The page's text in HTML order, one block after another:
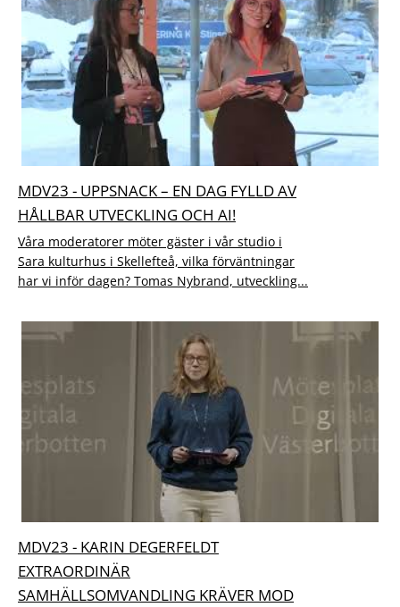
MDV23 - UPPSNACK – EN DAG FYLLD AV
HÅLLBAR UTVECKLING OCH AI!
Våra moderatorer möter gäster i vår studio i
Sara kulturhus i Skellefteå, vilka förväntningar
har vi inför dagen? Tomas Nybrand, utveckling...
MDV23 - KARIN DEGERFELDT
EXTRAORDINÄR
SAMHÄLLSOMVANDLING KRÄVER MOD